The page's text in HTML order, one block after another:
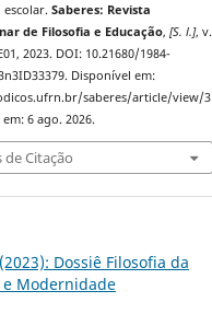
escolar.Saberes: Revista
de Filosofia e Educação,[S. l.], v.
2023. DOI: 10.21680/1984-
Disponível em:
saberes/article/view/3
em: 6 ago. 2026.
de Citação
Dossiê Filosofia da
e Modernidade